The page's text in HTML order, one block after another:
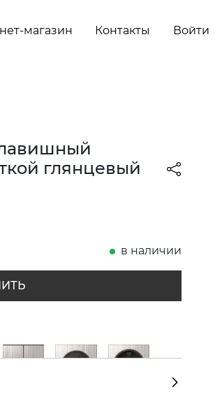
магазин Контакты Войти
глянцевый
в наличии